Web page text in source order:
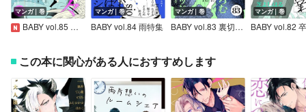
マンガ｜巻
BABY vol.85 異国特集
マンガ｜巻
BABY vol.84 雨特集
マンガ｜巻
BABY vol.83 裏切り特集
マンガ｜巻
この本に関心がある人におすすめします